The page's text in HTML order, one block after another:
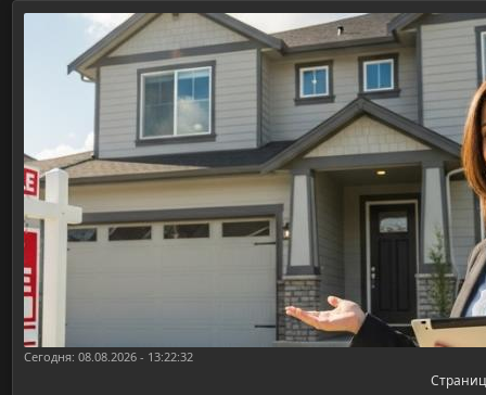
Сегодня: 08.08.2026 - 13:22:32